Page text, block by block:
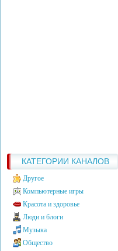
КАТЕГОРИИ КАНАЛОВ
Другое
Компьютерные игры
Красота и здоровье
Люди и блоги
Музыка
Общество